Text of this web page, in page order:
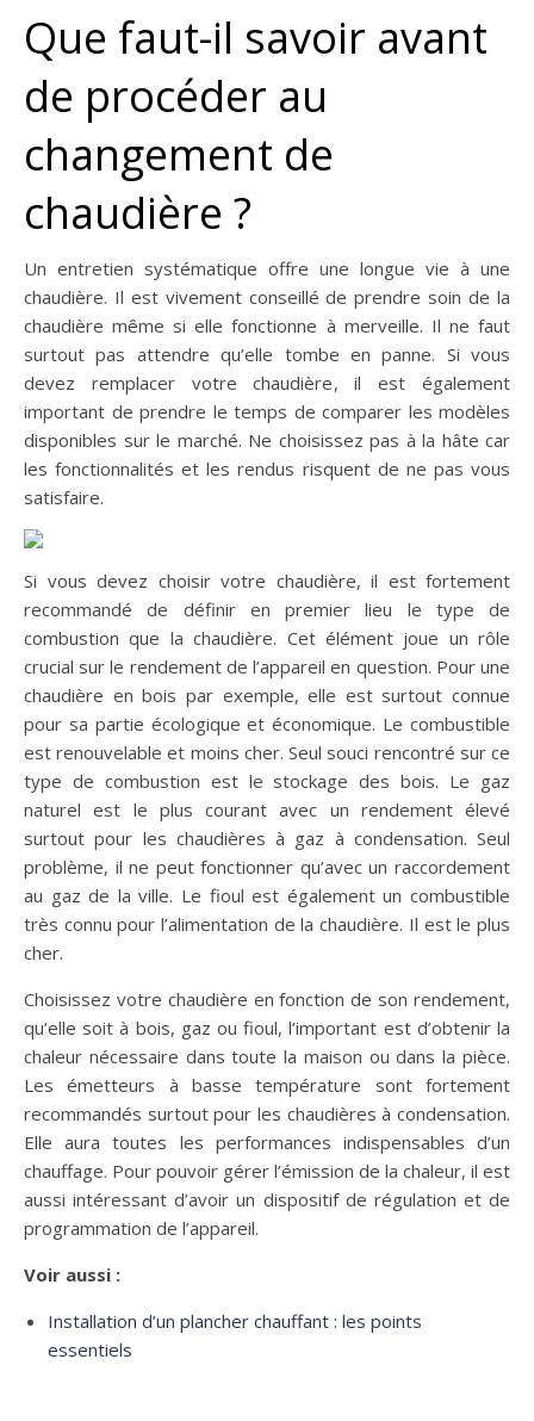
Que faut-il savoir avant
de procéder au
changement de
chaudière ?
Un entretien systématique offre une longue vie à une
chaudière. Il est vivement conseillé de prendre soin de la
chaudière même si elle fonctionne à merveille. Il ne faut
surtout pas attendre qu’elle tombe en panne. Si vous
devez remplacer votre chaudière, il est également
important de prendre le temps de comparer les modèles
disponibles sur le marché. Ne choisissez pas à la hâte car
les fonctionnalités et les rendus risquent de ne pas vous
satisfaire.
Si vous devez choisir votre chaudière, il est fortement
recommandé de définir en premier lieu le type de
combustion que la chaudière. Cet élément joue un rôle
crucial sur le rendement de l’appareil en question. Pour une
chaudière en bois par exemple, elle est surtout connue
pour sa partie écologique et économique. Le combustible
est renouvelable et moins cher. Seul souci rencontré sur ce
type de combustion est le stockage des bois. Le gaz
naturel est le plus courant avec un rendement élevé
surtout pour les chaudières à gaz à condensation. Seul
problème, il ne peut fonctionner qu’avec un raccordement
au gaz de la ville. Le fioul est également un combustible
très connu pour l’alimentation de la chaudière. Il est le plus
cher.
Choisissez votre chaudière en fonction de son rendement,
qu’elle soit à bois, gaz ou fioul, l’important est d’obtenir la
chaleur nécessaire dans toute la maison ou dans la pièce.
Les émetteurs à basse température sont fortement
recommandés surtout pour les chaudières à condensation.
Elle aura toutes les performances indispensables d’un
chauffage. Pour pouvoir gérer l’émission de la chaleur, il est
aussi intéressant d’avoir un dispositif de régulation et de
programmation de l’appareil.
Voir aussi :
Installation d’un plancher chauffant : les points
essentiels